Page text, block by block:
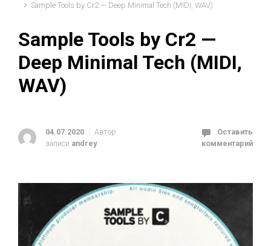
Sample Tools by Cr2 — Deep Minimal Tech (MIDI, WAV)
Sample Tools by Cr2 —
Deep Minimal Tech (MIDI,
WAV)
04.07.2020
Автор
записи andrey
Оставить
комментарий